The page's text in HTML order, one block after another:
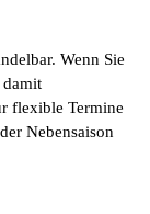
Wenn Sie
damit
flexible Termine
Nebensaison